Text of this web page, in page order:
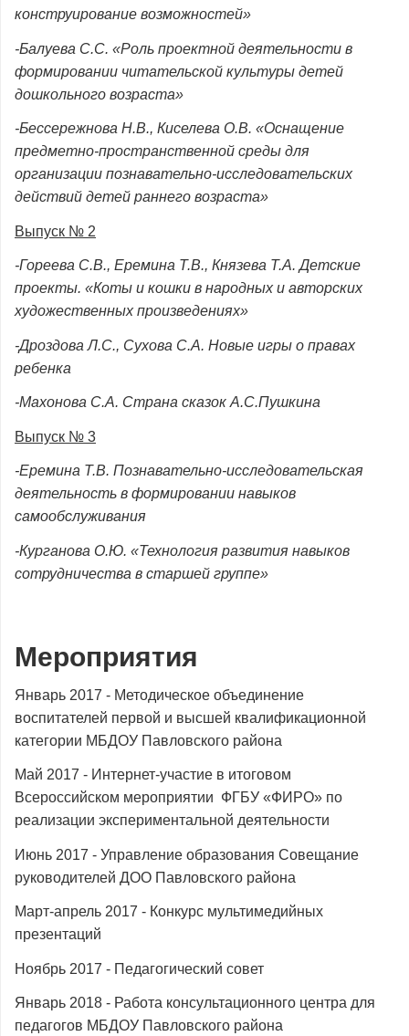
конструирование возможностей»
-Балуева С.С. «Роль проектной деятельности в
формировании читательской культуры детей
дошкольного возраста»
-Бессережнова Н.В., Киселева О.В. «Оснащение
предметно-пространственной среды для
организации познавательно-исследовательских
действий детей раннего возраста»
Выпуск № 2
-Гореева С.В., Еремина Т.В., Князева Т.А. Детские
проекты. «Коты и кошки в народных и авторских
художественных произведениях»
-Дроздова Л.С., Сухова С.А. Новые игры о правах
ребенка
-Махонова С.А. Страна сказок А.С.Пушкина
Выпуск № 3
-Еремина Т.В. Познавательно-исследовательская
деятельность в формировании навыков
самообслуживания
-Курганова О.Ю. «Технология развития навыков
сотрудничества в старшей группе»
Мероприятия
Январь 2017 - Методическое объединение
воспитателей первой и высшей квалификационной
категории МБДОУ Павловского района
Май 2017 - Интернет-участие в итоговом
Всероссийском мероприятии ФГБУ «ФИРО» по
реализации экспериментальной деятельности
Июнь 2017 - Управление образования Совещание
руководителей ДОО Павловского района
Март-апрель 2017 - Конкурс мультимедийных
презентаций
Ноябрь 2017 - Педагогический совет
Январь 2018 - Работа консультационного центра для
педагогов МБДОУ Павловского района